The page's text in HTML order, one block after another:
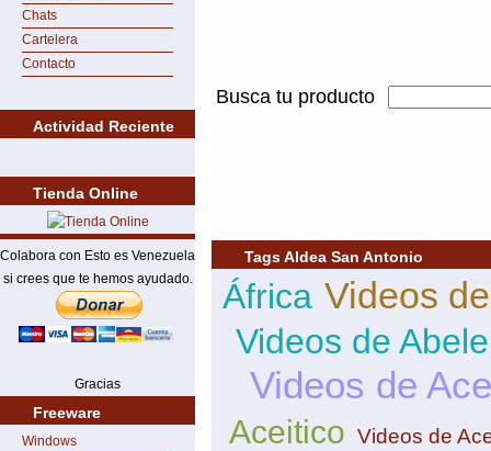
Chats
Cartelera
Contacto
Actividad Reciente
Tienda Online
Colabora con Esto es Venezuela
si crees que te hemos ayudado.
Gracias
Freeware
Windows
Busca tu producto
Tags Aldea San Antonio
África Videos
Videos de
Videos de
Aceitico Videos de